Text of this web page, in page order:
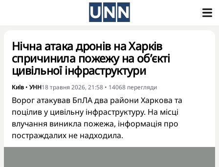
Нічна атака дронів на Харків
спричинила пожежу на обʼєкті
цивільної інфраструктури
Київ • УНН18 травня 2026, 21:58 • 14068 перегляди
Ворог атакував БпЛА два райони Харкова та
поцілив у цивільну інфраструктуру. На місці
влучання виникла пожежа, інформація про
постраждалих не надходила.